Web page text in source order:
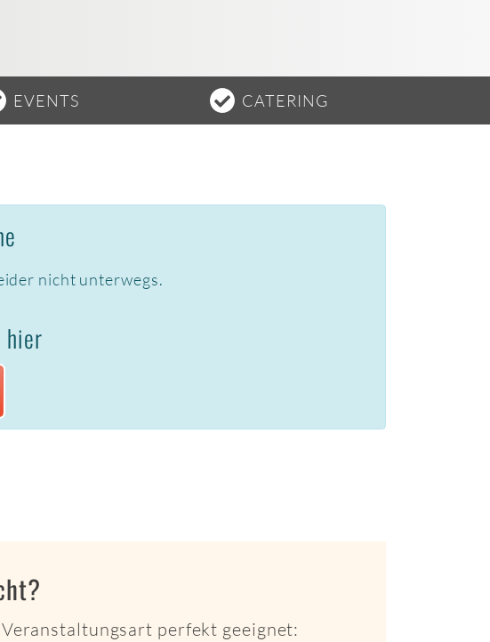
EVENTS CATERING
nicht unterwegs.
hier
perfekt geeignet: